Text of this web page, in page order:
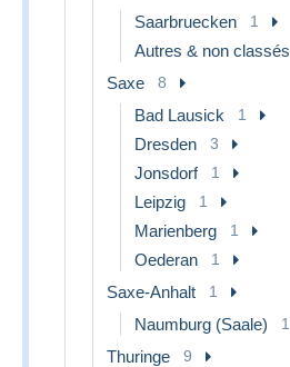
Saarbruecken 1
Autres & non classés
Saxe 8
Bad Lausick 1
Dresden 3
Jonsdorf 1
Leipzig 1
Marienberg 1
Oederan 1
Saxe-Anhalt 1
Naumburg (Saale) 1
Thuringe 9